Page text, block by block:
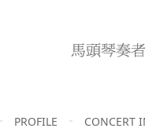
PROFILE CONCERT